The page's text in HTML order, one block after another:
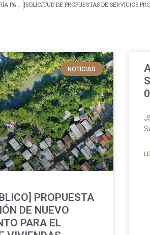
RFP 2025-006 SERVICIOS DE ARQUITECTURA E INGENIERÍA PARA EL DISEÑO PARTICIPATIVO DE PROYECTOS DEL PROGRAMA MULTISECTORIAL PARA LA MITIGACIÓN COMUNITARIA BAJO LA SUBVENCIÓN EN BLOQUE PARA EL DESARROLLO COMUNITARIO – MITIGACIÓN CORPORACIÓN DEL PROYECTO ENLACE DEL CAÑO MARTÍN PEÑA SAN JUAN, PUERTO RICO
NOTICIAS
PROPUESTA
DE NUEVO
PARA EL